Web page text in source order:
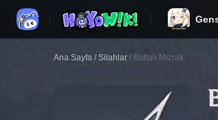
Ana Sayfa / Silahlar / Baltalı Mızrak